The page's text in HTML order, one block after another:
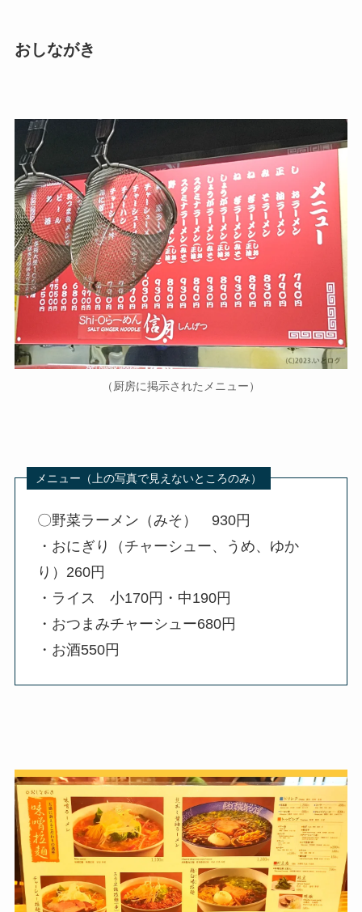
おしながき
（厨房に掲示されたメニュー）
〇野菜ラーメン（みそ） 930円
・おにぎり（チャーシュー、うめ、ゆか
り）260円
・ライス 小170円・中190円
・おつまみチャーシュー680円
・お酒550円